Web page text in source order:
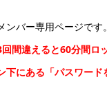
ンバー専用ページです
間違えると60分間ロ
下にある「パスワード